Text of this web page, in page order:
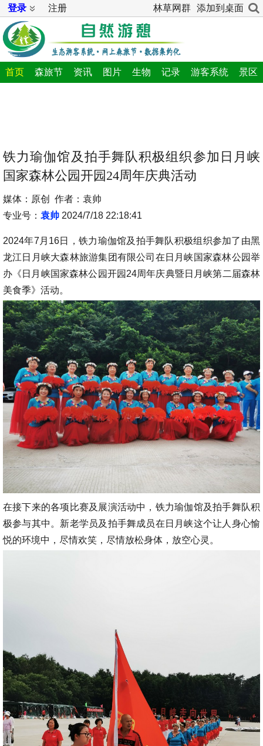
登录 注册 林草网群 添加到桌面
首页 森旅节 资讯 图片 生物 记录 游客系统 景区
铁力瑜伽馆及拍手舞队积极组织参加日月峡
国家森林公园开园24周年庆典活动
媒体：原创 作者：袁帅
专业号： 袁帅 2024/7/18 22:18:41
2024年7月16日，铁力瑜伽馆及拍手舞队积极组织参加了由黑
龙江日月峡大森林旅游集团有限公司在日月峡国家森林公园举
办《日月峡国家森林公园开园24周年庆典暨日月峡第二届森林
美食季》活动。
在接下来的各项比赛及展演活动中，铁力瑜伽馆及拍手舞队积
极参与其中。新老学员及拍手舞成员在日月峡这个让人身心愉
悦的环境中，尽情欢笑，尽情放松身体，放空心灵。